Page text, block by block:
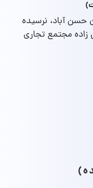
حسن آباد، نرسیده
زاده مجتمع تجاری